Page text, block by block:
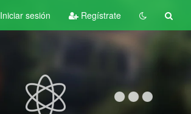
Iniciar sesión Regístrate